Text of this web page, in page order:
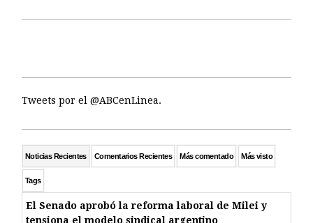
Tweets por el @ABCenLinea.
Noticias Recientes Comentarios Recientes Más comentado Más visto
Tags
El Senado aprobó la reforma laboral de Milei y
tensiona el modelo sindical argentino